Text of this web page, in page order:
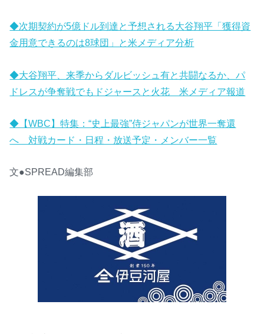
◆次期契約が5億ドル到達と予想される大谷翔平「獲得資
金用意できるのは8球団」と米メディア分析
◆大谷翔平、来季からダルビッシュ有と共闘なるか、パ
ドレスが争奪戦でもドジャースと火花 米メディア報道
◆【WBC】特集：“史上最強”侍ジャパンが世界一奪還
へ 対戦カード・日程・放送予定・メンバー一覧
文●SPREAD編集部